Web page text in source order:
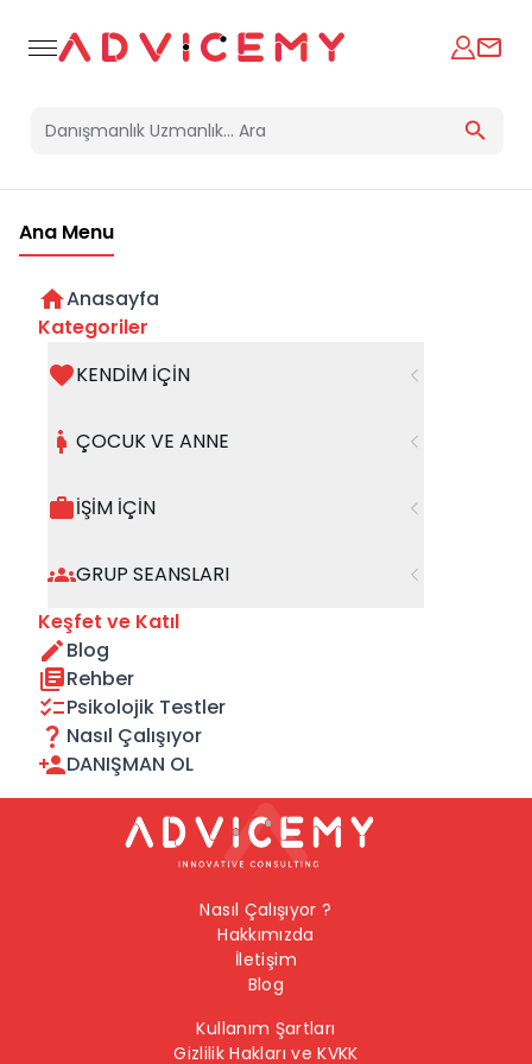
Ana Menu
Anasayfa
Kategoriler
KENDİM İÇİN
ÇOCUK VE ANNE
İŞİM İÇİN
GRUP SEANSLARI
Keşfet ve Katıl
Blog
Rehber
Psikolojik Testler
Nasıl Çalışıyor
DANIŞMAN OL
halinde whatsapp hattımızdan iletişime
Nasıl Çalışıyor ?
Hakkımızda
İletişim
Blog
Kullanım Şartları
Gizlilik Hakları ve KVKK